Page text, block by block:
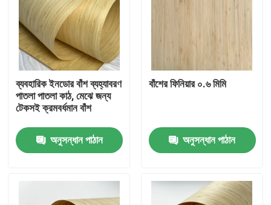
বাড়ি
ব্যবহারিক ইনডোর বাঁশ ব্যহ্যাবরণ
পাতলা পাতলা কাঠ, মেঝে জন্য
টেকসই ক্রমবর্ধমান বাঁশ
অনুসন্ধান পাঠান
বাঁশের ফিনিয়ার ০.৬ মিমি
অনুসন্ধান পাঠান